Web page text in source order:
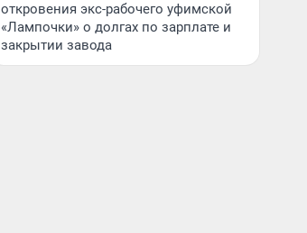
откровения экс-рабочего уфимской
«Лампочки» о долгах по зарплате и
закрытии завода